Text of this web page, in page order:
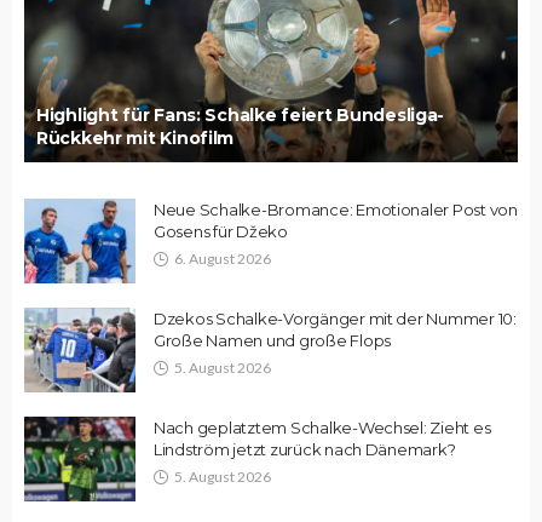
Highlight für Fans: Schalke feiert Bundesliga-
Rückkehr mit Kinofilm
Neue Schalke-Bromance: Emotionaler Post von
Gosens für Džeko
6. August 2026
Dzekos Schalke-Vorgänger mit der Nummer 10:
Große Namen und große Flops
5. August 2026
Nach geplatztem Schalke-Wechsel: Zieht es
Lindström jetzt zurück nach Dänemark?
5. August 2026